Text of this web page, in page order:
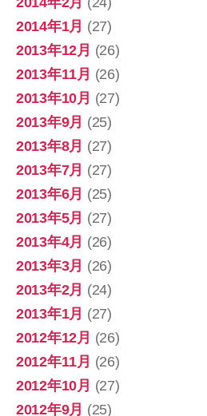
2014年1月 (27)
2013年12月 (26)
2013年11月 (26)
2013年10月 (27)
2013年9月 (25)
2013年8月 (27)
2013年7月 (27)
2013年6月 (25)
2013年5月 (27)
2013年4月 (26)
2013年3月 (26)
2013年2月 (24)
2013年1月 (27)
2012年12月 (26)
2012年11月 (26)
2012年10月 (27)
2012年9月 (25)